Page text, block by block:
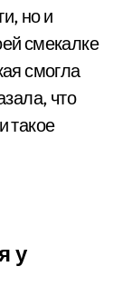
но и
смекалке
смогла
что
такое
у